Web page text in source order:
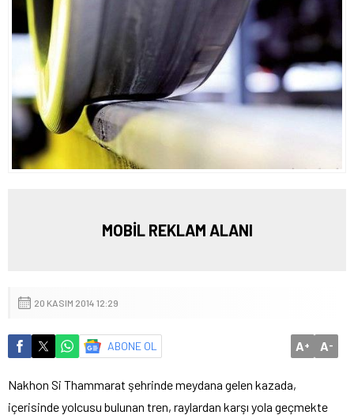
MOBİL REKLAM ALANI
20 KASIM 2014 12:29
ABONE OL A+ A-
Nakhon Si Thammarat şehrinde meydana gelen kazada,
içerisinde yolcusu bulunan tren, raylardan karşı yola geçmekte